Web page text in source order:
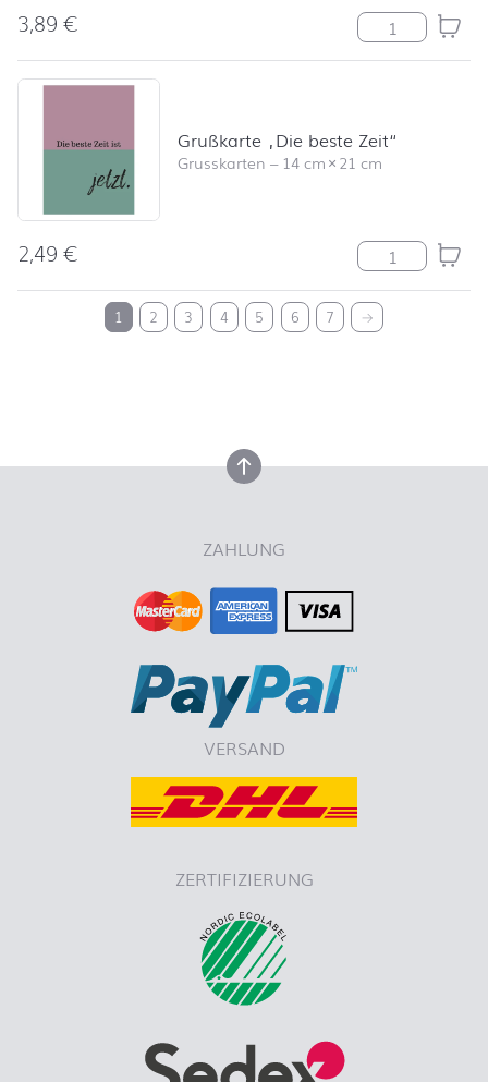
3,89€ Easy Stripes
Grußkarte „Die beste Zeit“
Grusskarten – 14 cm×21 cm
2,49€ Grußkarte "Die
1 2 3 4 5 6 7 →
nach oben
ZAHLUNG
VERSAND
ZERTIFIZIERUNG